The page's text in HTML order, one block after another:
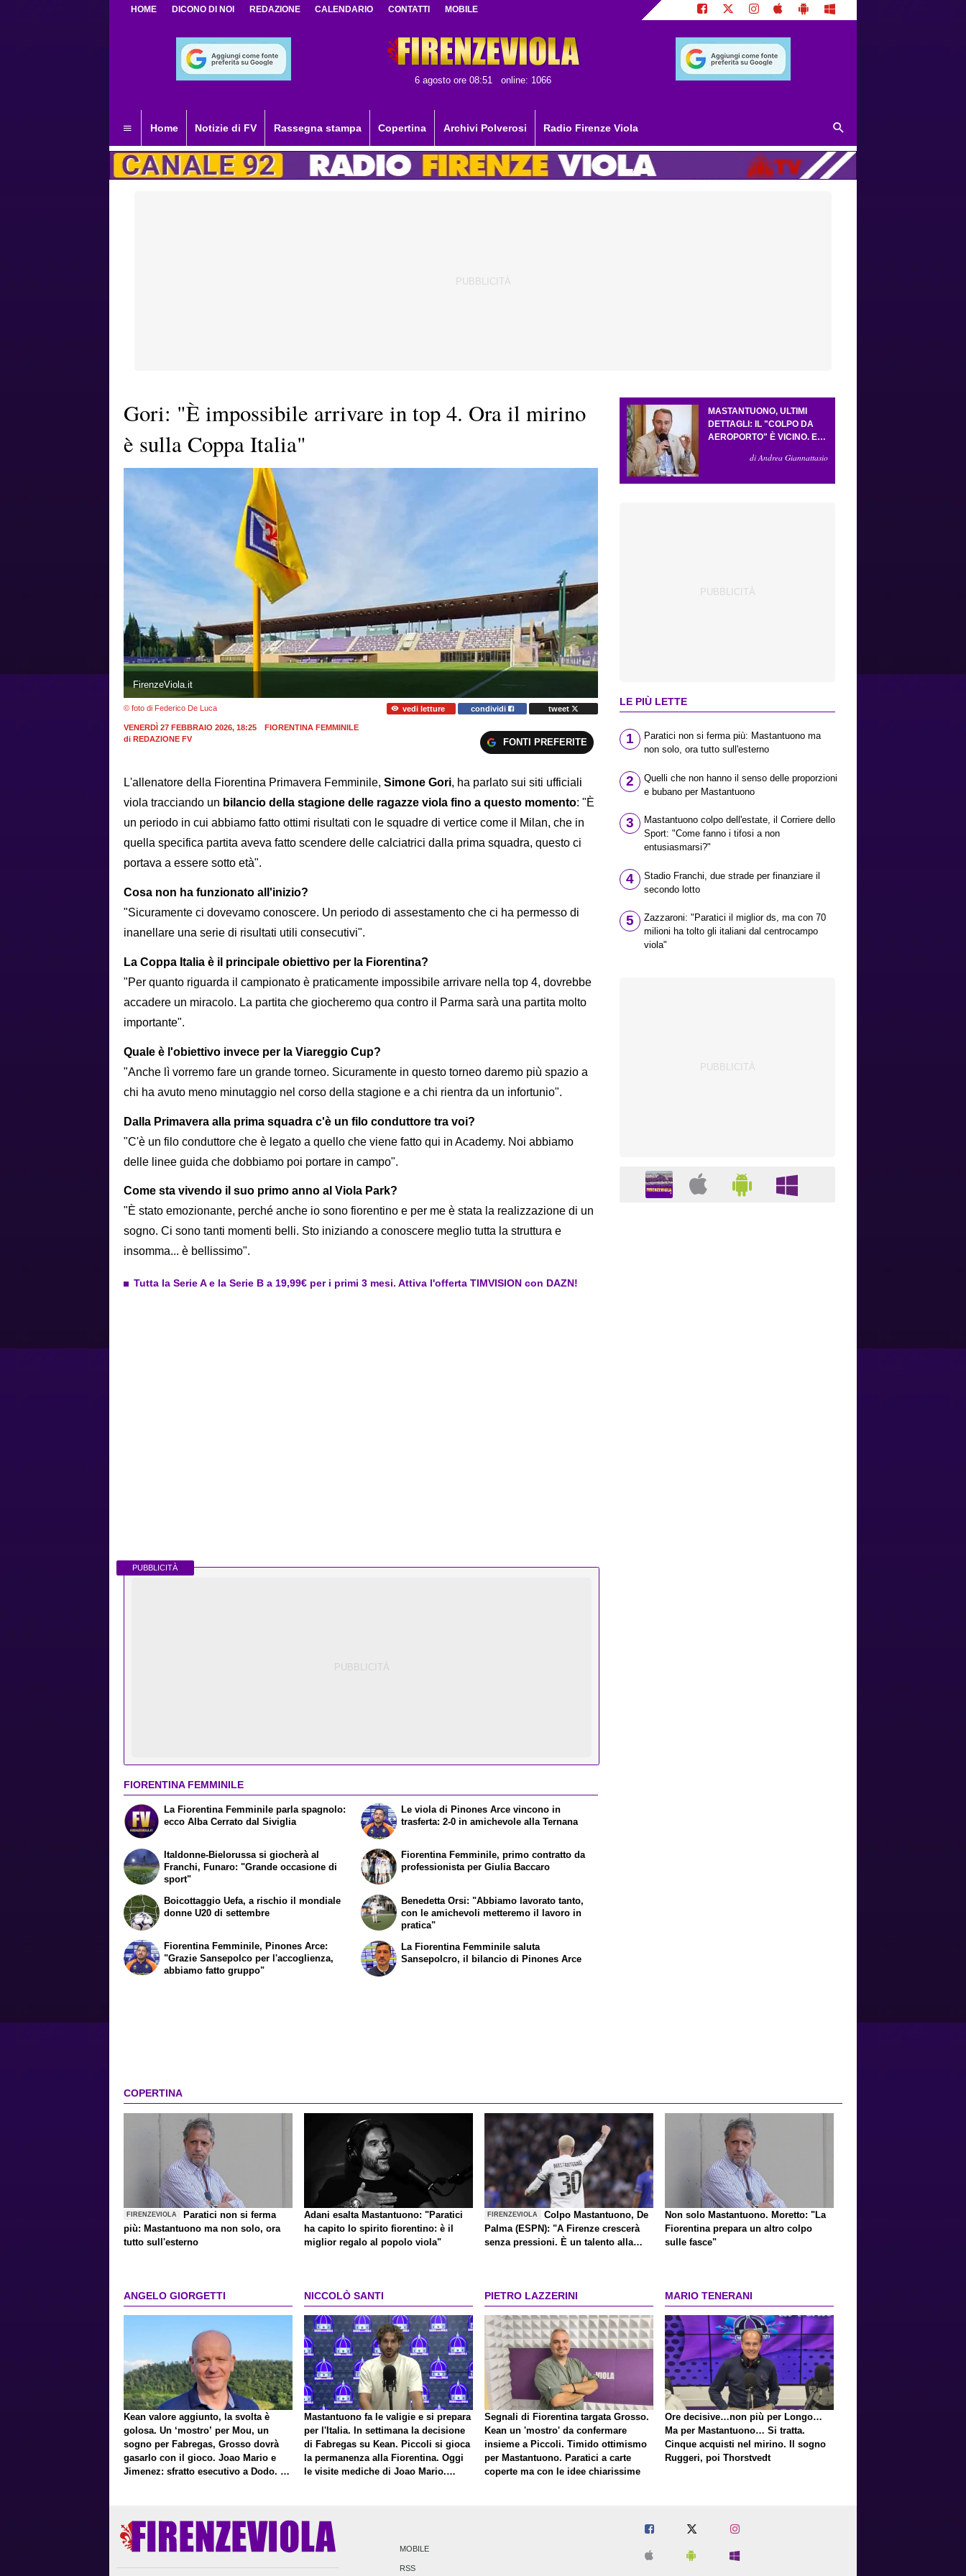
HOME DICONO DI NOI REDAZIONE CALENDARIO CONTATTI MOBILE
6 agosto ore 08:51 online: 1066
Home Notizie di FV Rassegna stampa Copertina Archivi Polverosi Radio Firenze Viola
Gori: "È impossibile arrivare in top 4. Ora il mirino
è sulla Coppa Italia"
FirenzeViola.it
© foto di Federico De Luca vedi letture condividi tweet
VENERDÌ 27 FEBBRAIO 2026, 18:25
FIORENTINA FEMMINILE
di REDAZIONE FV FONTI PREFERITE
L'allenatore della Fiorentina Primavera Femminile, Simone Gori, ha parlato sui siti ufficiali
viola tracciando un bilancio della stagione delle ragazze viola fino a questo momento: "È
un periodo in cui abbiamo fatto ottimi risultati con le squadre di vertice come il Milan, che in
quella specifica partita aveva fatto scendere delle calciatrici dalla prima squadra, questo ci
portava a essere sotto età".
Cosa non ha funzionato all'inizio?
"Sicuramente ci dovevamo conoscere. Un periodo di assestamento che ci ha permesso di
inanellare una serie di risultati utili consecutivi".
La Coppa Italia è il principale obiettivo per la Fiorentina?
"Per quanto riguarda il campionato è praticamente impossibile arrivare nella top 4, dovrebbe
accadere un miracolo. La partita che giocheremo qua contro il Parma sarà una partita molto
importante".
Quale è l'obiettivo invece per la Viareggio Cup?
"Anche lì vorremo fare un grande torneo. Sicuramente in questo torneo daremo più spazio a
chi ha avuto meno minutaggio nel corso della stagione e a chi rientra da un infortunio".
Dalla Primavera alla prima squadra c'è un filo conduttore tra voi?
"C'è un filo conduttore che è legato a quello che viene fatto qui in Academy. Noi abbiamo
delle linee guida che dobbiamo poi portare in campo".
Come sta vivendo il suo primo anno al Viola Park?
"È stato emozionante, perché anche io sono fiorentino e per me è stata la realizzazione di un
sogno. Ci sono tanti momenti belli. Sto iniziando a conoscere meglio tutta la struttura e
insomma... è bellissimo".
Tutta la Serie A e la Serie B a 19,99€ per i primi 3 mesi. Attiva l'offerta TIMVISION con DAZN!
PUBBLICITÀ
FIORENTINA FEMMINILE
La Fiorentina Femminile parla spagnolo:
ecco Alba Cerrato dal Siviglia
Italdonne-Bielorussa si giocherà al
Franchi, Funaro: "Grande occasione di
sport"
Le viola di Pinones Arce vincono in
trasferta: 2-0 in amichevole alla Ternana
Fiorentina Femminile, primo contratto da
professionista per Giulia Baccaro
Boicottaggio Uefa, a rischio il mondiale
donne U20 di settembre
Fiorentina Femminile, Pinones Arce:
"Grazie Sansepolco per l'accoglienza,
abbiamo fatto gruppo"
Benedetta Orsi: "Abbiamo lavorato tanto,
con le amichevoli metteremo il lavoro in
pratica"
La Fiorentina Femminile saluta
Sansepolcro, il bilancio di Pinones Arce
MASTANTUONO, ULTIMI
DETTAGLI: IL "COLPO DA
AEROPORTO" È VICINO. E
COSÌ. GUDMUNDSSON HA
di Andrea Giannattasio
LE PIÙ LETTE
1
Paratici non si ferma più: Mastantuono ma
non solo, ora tutto sull'esterno
2
Quelli che non hanno il senso delle proporzioni
e bubano per Mastantuono
3
Mastantuono colpo dell'estate, il Corriere dello
Sport: "Come fanno i tifosi a non
entusiasmarsi?"
4
Stadio Franchi, due strade per finanziare il
secondo lotto
5
Zazzaroni: "Paratici il miglior ds, ma con 70
milioni ha tolto gli italiani dal centrocampo
viola"
COPERTINA
FIRENZEVIOLA
Paratici non si ferma
più: Mastantuono ma non solo, ora
tutto sull'esterno
Adani esalta Mastantuono: "Paratici
ha capito lo spirito fiorentino: è il
miglior regalo al popolo viola"
FIRENZEVIOLA
Colpo Mastantuono, De
Palma (ESPN): "A Firenze crescerà
senza pressioni. È un talento alla
Non solo Mastantuono. Moretto: "La
Fiorentina prepara un altro colpo
sulle fasce"
ANGELO GIORGETTI
Kean valore aggiunto, la svolta è
golosa. Un ‘mostro’ per Mou, un
sogno per Fabregas, Grosso dovrà
gasarlo con il gioco. Joao Mario e
Jimenez: sfratto esecutivo a Dodo. E
NICCOLÒ SANTI
Mastantuono fa le valigie e si prepara
per l'Italia. In settimana la decisione
di Fabregas su Kean. Piccoli si gioca
la permanenza alla Fiorentina. Oggi
le visite mediche di Joao Mario.
PIETRO LAZZERINI
Segnali di Fiorentina targata Grosso.
Kean un 'mostro' da confermare
insieme a Piccoli. Timido ottimismo
per Mastantuono. Paratici a carte
coperte ma con le idee chiarissime
MARIO TENERANI
Ore decisive…non più per Longo…
Ma per Mastantuono… Si tratta.
Cinque acquisti nel mirino. Il sogno
Ruggeri, poi Thorstvedt
MOBILE
RSS